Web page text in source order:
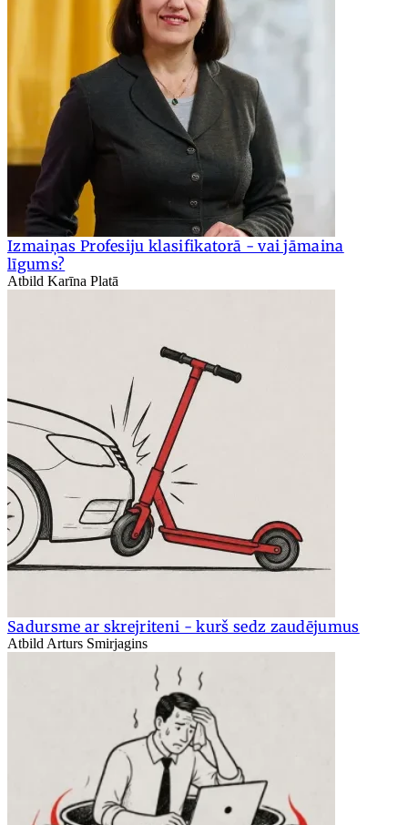
Izmaiņas Profesiju klasifikatorā - vai jāmaina
līgums?
Atbild Karīna Platā
Sadursme ar skrejriteni - kurš sedz zaudējumus
Atbild Arturs Smirjagins